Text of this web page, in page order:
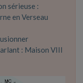
sérieuse :
en Verseau
: Maison VIII